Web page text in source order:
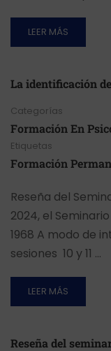
LEER MÁS
La identificación
Categorías
Formación En
Etiquetas
Formación
Reseña del
2024, el
1968 A modo de
sesiones 10 y 11 …
LEER MÁS
Reseña del